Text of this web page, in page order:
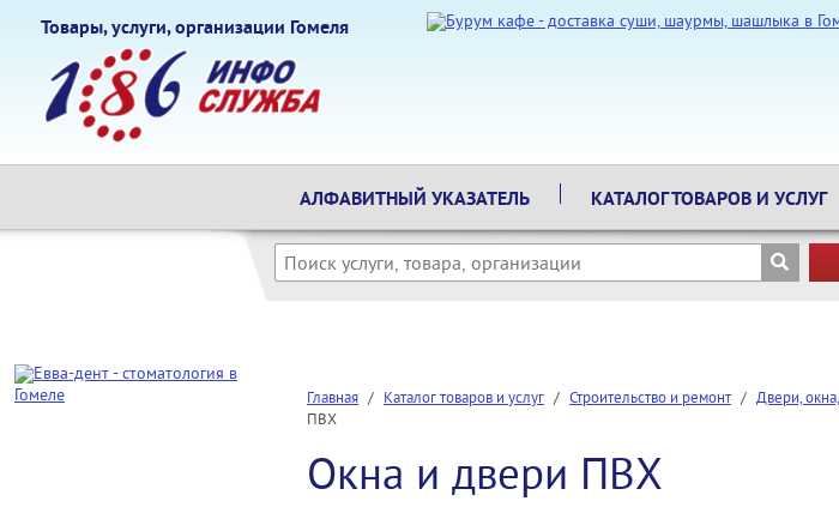
Товары, услуги, организации Гомеля
АЛФАВИТНЫЙ УКАЗАТЕЛЬ КАТАЛОГ ТОВАРОВ И УСЛУГ
Главная / Каталог товаров и услуг / Строительство и ремонт / Двери,
ПВХ
Окна и двери ПВХ